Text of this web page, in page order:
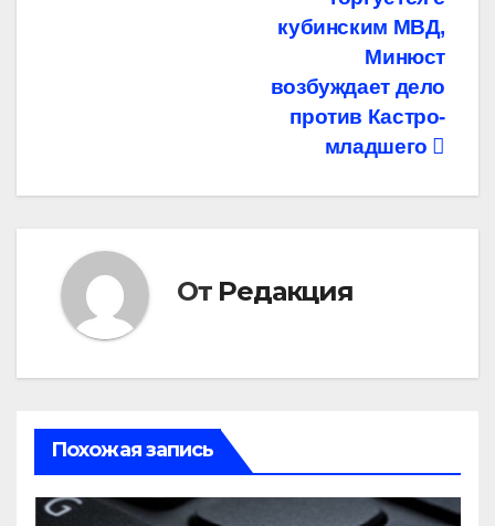
кубинским МВД,
Минюст
возбуждает дело
против Кастро-
младшего
От Редакция
Похожая запись